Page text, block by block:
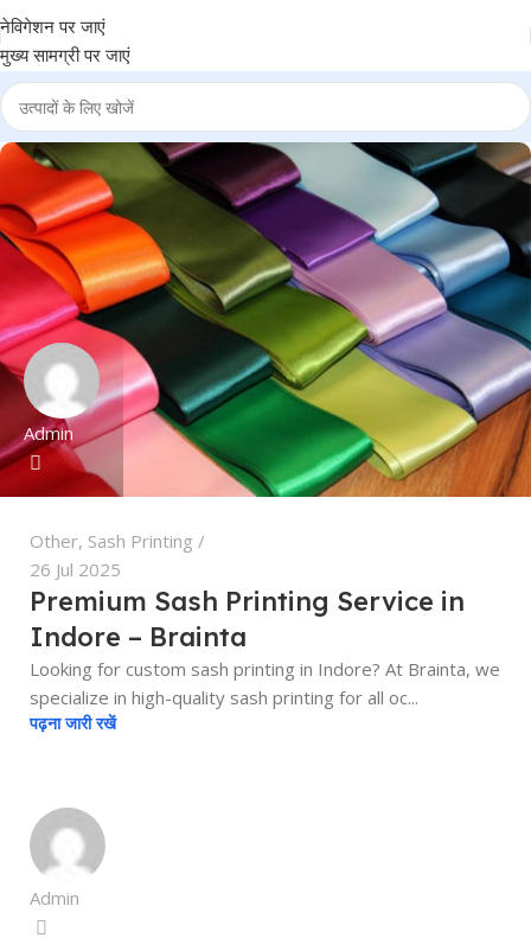
नेविगेशन पर जाएं
मुख्य सामग्री पर जाएं
Admin
Other, Sash Printing
26 Jul 2025
Premium Sash Printing Service in
Indore – Brainta
Looking for custom sash printing in Indore? At Brainta, we
specialize in high-quality sash printing for all oc...
पढ़ना जारी रखें
Admin